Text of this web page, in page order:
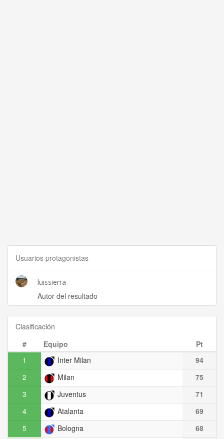
Usuarios protagonistas
luissierra
Autor del resultado
Clasificación
#
Equipo
Pt
1
Inter Milan
94
2
Milan
75
3
Juventus
71
4
Atalanta
69
5
Bologna
68